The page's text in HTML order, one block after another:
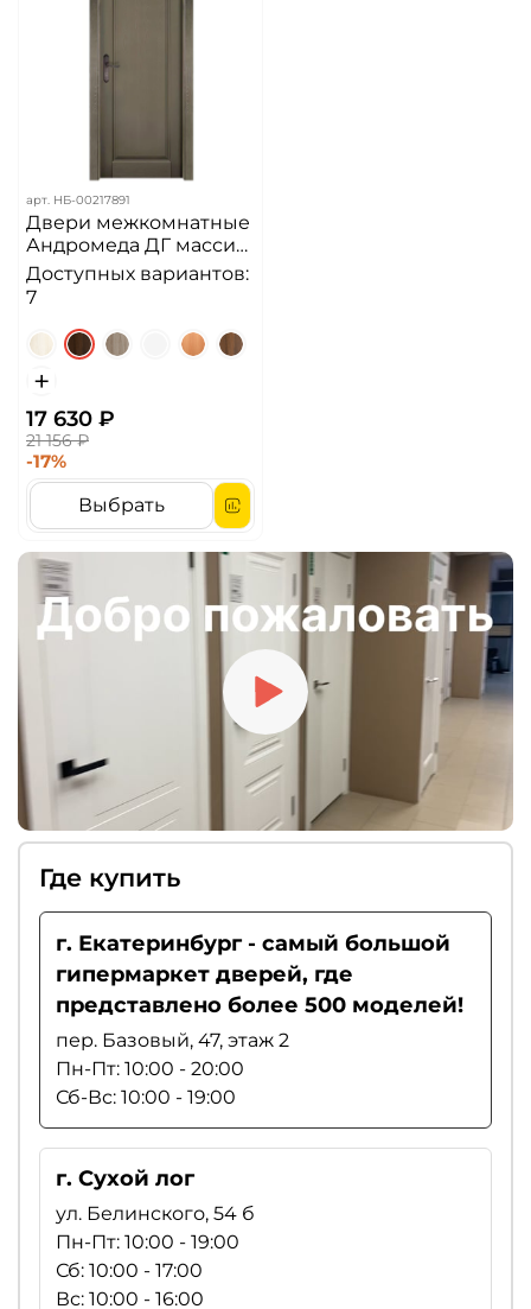
арт. НБ-00217891
Двери межкомнатные
Андромеда ДГ массив
сосны /Олива
Доступных вариантов:
7
17 630 ₽
21 156 ₽
-17%
Выбрать
Где купить
г. Екатеринбург - самый большой
гипермаркет дверей, где
представлено более 500 моделей!
пер. Базовый, 47, этаж 2
Пн-Пт: 10:00 - 20:00
Сб-Вс: 10:00 - 19:00
г. Сухой лог
ул. Белинского, 54 б
Пн-Пт: 10:00 - 19:00
Сб: 10:00 - 17:00
Вс: 10:00 - 16:00